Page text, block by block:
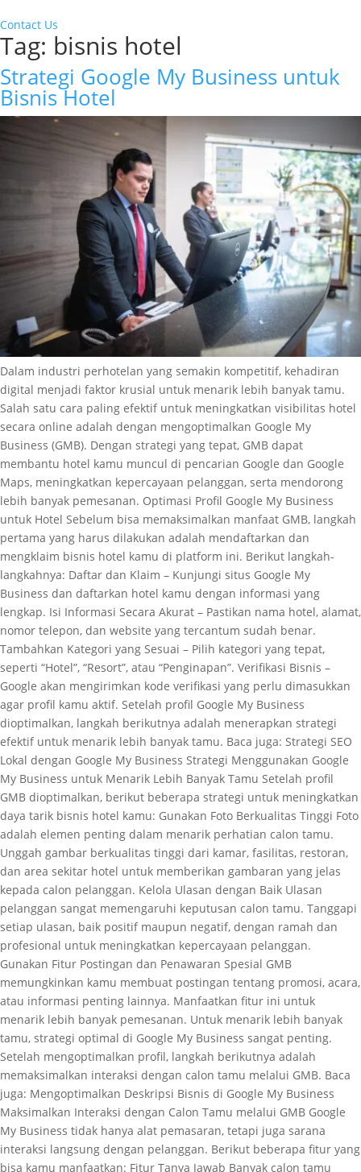
Contact Us
Tag: bisnis hotel
Strategi Google My Business untuk
Bisnis Hotel
Dalam industri perhotelan yang semakin kompetitif, kehadiran
digital menjadi faktor krusial untuk menarik lebih banyak tamu.
Salah satu cara paling efektif untuk meningkatkan visibilitas hotel
secara online adalah dengan mengoptimalkan Google My
Business (GMB). Dengan strategi yang tepat, GMB dapat
membantu hotel kamu muncul di pencarian Google dan Google
Maps, meningkatkan kepercayaan pelanggan, serta mendorong
lebih banyak pemesanan. Optimasi Profil Google My Business
untuk Hotel Sebelum bisa memaksimalkan manfaat GMB, langkah
pertama yang harus dilakukan adalah mendaftarkan dan
mengklaim bisnis hotel kamu di platform ini. Berikut langkah-
langkahnya: Daftar dan Klaim – Kunjungi situs Google My
Business dan daftarkan hotel kamu dengan informasi yang
lengkap. Isi Informasi Secara Akurat – Pastikan nama hotel, alamat,
nomor telepon, dan website yang tercantum sudah benar.
Tambahkan Kategori yang Sesuai – Pilih kategori yang tepat,
seperti “Hotel”, “Resort”, atau “Penginapan”. Verifikasi Bisnis –
Google akan mengirimkan kode verifikasi yang perlu dimasukkan
agar profil kamu aktif. Setelah profil Google My Business
dioptimalkan, langkah berikutnya adalah menerapkan strategi
efektif untuk menarik lebih banyak tamu. Baca juga: Strategi SEO
Lokal dengan Google My Business Strategi Menggunakan Google
My Business untuk Menarik Lebih Banyak Tamu Setelah profil
GMB dioptimalkan, berikut beberapa strategi untuk meningkatkan
daya tarik bisnis hotel kamu: Gunakan Foto Berkualitas Tinggi Foto
adalah elemen penting dalam menarik perhatian calon tamu.
Unggah gambar berkualitas tinggi dari kamar, fasilitas, restoran,
dan area sekitar hotel untuk memberikan gambaran yang jelas
kepada calon pelanggan. Kelola Ulasan dengan Baik Ulasan
pelanggan sangat memengaruhi keputusan calon tamu. Tanggapi
setiap ulasan, baik positif maupun negatif, dengan ramah dan
profesional untuk meningkatkan kepercayaan pelanggan.
Gunakan Fitur Postingan dan Penawaran Spesial GMB
memungkinkan kamu membuat postingan tentang promosi, acara,
atau informasi penting lainnya. Manfaatkan fitur ini untuk
menarik lebih banyak pemesanan. Untuk menarik lebih banyak
tamu, strategi optimal di Google My Business sangat penting.
Setelah mengoptimalkan profil, langkah berikutnya adalah
memaksimalkan interaksi dengan calon tamu melalui GMB. Baca
juga: Mengoptimalkan Deskripsi Bisnis di Google My Business
Maksimalkan Interaksi dengan Calon Tamu melalui GMB Google
My Business tidak hanya alat pemasaran, tetapi juga sarana
interaksi langsung dengan pelanggan. Berikut beberapa fitur yang
bisa kamu manfaatkan: Fitur Tanya Jawab Banyak calon tamu